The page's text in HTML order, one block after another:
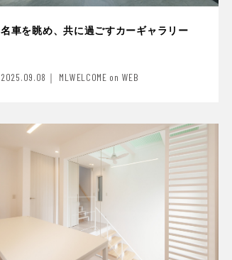
名車を眺め、共に過ごすカーギャラリー
2025.09.08｜ MLWELCOME on WEB